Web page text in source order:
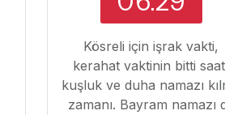
Kösreli için işrak vakti,
kerahat vaktinin bitti
kuşluk ve duha namazı
zamanı. Bayram namazı